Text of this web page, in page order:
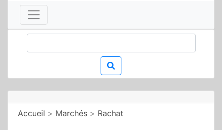
Accueil > Marchés > Rachat